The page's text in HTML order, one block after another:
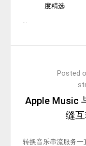
度精选
Apple Music
缝
Posted
转换音乐串流服务一